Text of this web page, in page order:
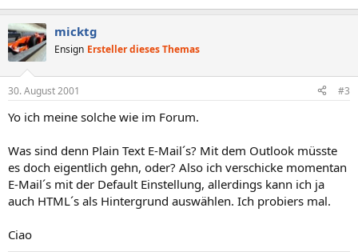
micktg
Ensign Ersteller dieses Themas
30. August 2001 #3
Yo ich meine solche wie im Forum.
Was sind denn Plain Text E-Mail´s? Mit dem Outlook müsste
es doch eigentlich gehn, oder? Also ich verschicke momentan
E-Mail´s mit der Default Einstellung, allerdings kann ich ja
auch HTML´s als Hintergrund auswählen. Ich probiers mal.
Ciao